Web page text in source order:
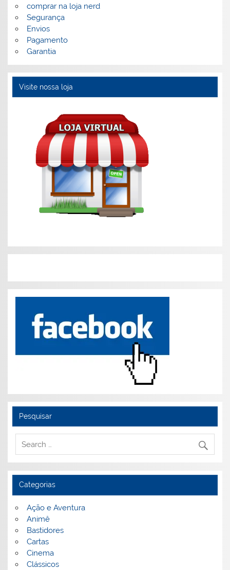
comprar na loja nerd
Segurança
Envios
Pagamento
Garantia
Visite nossa loja
Pesquisar
Categorias
Ação e Aventura
Animê
Bastidores
Cartas
Cinema
Clássicos